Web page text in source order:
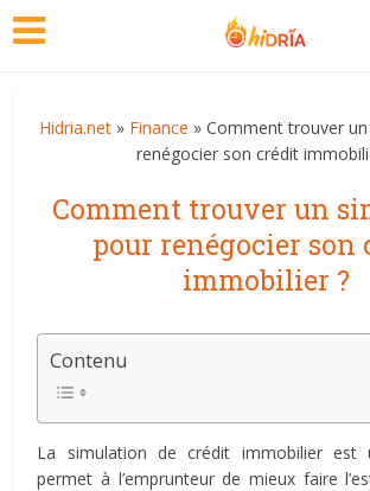
Hidria.net» Finance » Comment trouver
renégocier son crédit
Comment trouver un
pour renégocier son
immobilier ?
Contenu
La simulation de crédit immobilier est
permet à l’emprunteur de mieux faire